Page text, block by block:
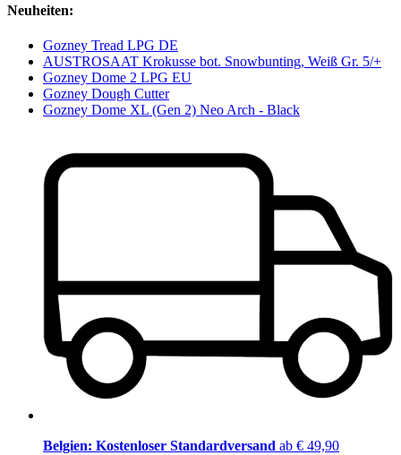
Neuheiten:
Gozney Tread LPG DE
AUSTROSAAT Krokusse bot. Snowbunting, Weiß Gr. 5/+
Gozney Dome 2 LPG EU
Gozney Dough Cutter
Gozney Dome XL (Gen 2) Neo Arch - Black
Belgien: Kostenloser Standardversand ab € 49,90